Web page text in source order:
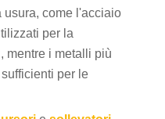
usura, come l'acciaio
per la
mentre i metalli più
per le